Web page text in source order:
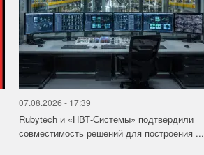
07.08.2026 - 17:39
Rubytech и «НВТ-Системы» подтвердили
совместимость решений для построения ...